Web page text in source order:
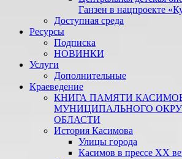
Ганзен в нацпроекте
Доступная среда
Ресурсы
Подписка
НОВИНКИ
Услуги
Дополнительные
Краеведение
КНИГА ПАМЯТИ
МУНИЦИПАЛЬНОГО
ОБЛАСТИ
История Касимова
Улицы города
Касимов в прессе XX